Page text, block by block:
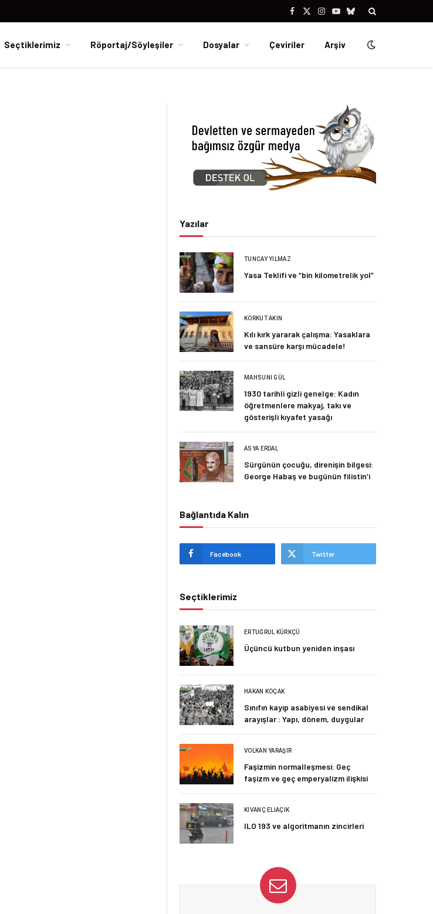
Facebook
X
Instagram
YouTubeBluesky
Seçtiklerimiz Röportaj/Söyleşiler Dosyalar Çeviriler Arşiv
Yazılar
TUNCAY YILMAZ
Yasa Teklifi ve “bin kilometrelik yol”
KORKUT AKIN
Kılı kırk yararak çalışma: Yasaklara
ve sansüre karşı mücadele!
MAHSUNI GÜL
1930 tarihli gizli genelge: Kadın
öğretmenlere makyaj, takı ve
gösterişli kıyafet yasağı
ASYA ERDAL
Sürgünün çocuğu, direnişin bilgesi:
George Habaş ve bugünün filistin’i
Bağlantıda Kalın
Facebook Twitter
Seçtiklerimiz
ERTUĞRUL KÜRKÇÜ
Üçüncü kutbun yeniden inşası
HAKAN KOÇAK
Sınıfın kayıp asabiyesi ve sendikal
arayışlar : Yapı, dönem, duygular
VOLKAN YARAŞIR
Faşizmin normalleşmesi: Geç
faşizm ve geç emperyalizm ilişkisi
KIVANÇ ELIAÇIK
ILO 193 ve algoritmanın zincirleri